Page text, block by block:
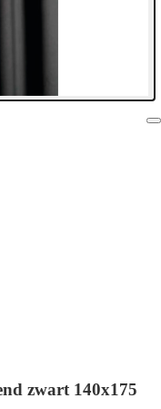
zwart 140x175